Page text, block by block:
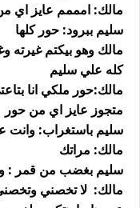
مالك: امممم عايز اي
سليم ببرود: حور كلها
مالك وهو بيكتم
كله علي سليم
مالك:حور ملكي انا
متجوز عايز اي من حور
سليم باستغراب: وانت
مالك: مراتك
سليم بغضب من قمر :
مالك: لا تخصني